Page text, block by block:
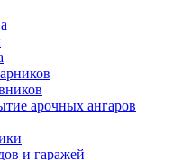
арочных ангаров
и гаражей